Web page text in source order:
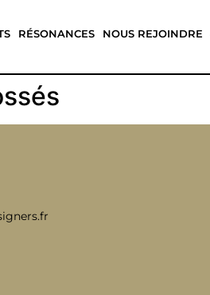
RÉSONANCES NOUS REJOINDRE